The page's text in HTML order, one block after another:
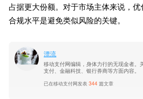
占据更大份额。对于市场主体来说，
合规水平是避免类似风险的关键。
漂流
移动支付网编辑，身体力行的无现金者。
支付、金融科技、银行券商等方面内容。
已在移动支付网发表344 篇文章